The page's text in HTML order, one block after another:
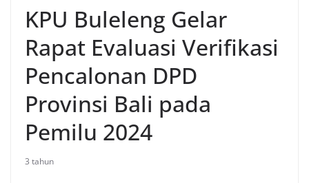
KPU Buleleng Gelar
Rapat Evaluasi Verifikasi
Pencalonan DPD
Provinsi Bali pada
Pemilu 2024
3 tahun